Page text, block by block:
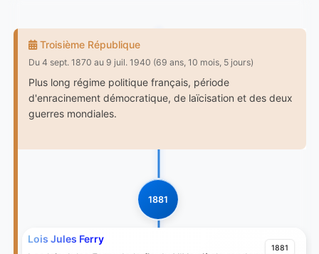
Troisième République
Du 4 sept. 1870 au 9 juil. 1940 (69 ans, 10 mois, 5 jours)
Plus long régime politique français, période
d'enracinement démocratique, de laïcisation et des deux
guerres mondiales.
1881
1881
Lois Jules Ferry